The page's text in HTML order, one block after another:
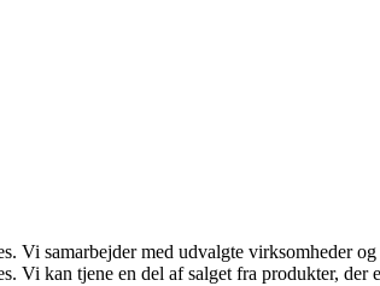
Vi samarbejder med udvalgte virksomheder
Vi kan tjene en del af salget fra produkter, der